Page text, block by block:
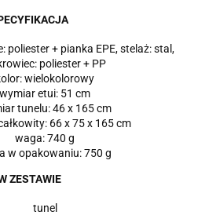
poliester + pianka EPE, stelaż: stal,
poliester + PP
wielokolorowy
wymiar etui: 51 cm
tunelu: 46 x 165 cm
66 x 75 x 165 cm
waga: 740 g
w opakowaniu: 750 g
ZESTAWIE
tunel